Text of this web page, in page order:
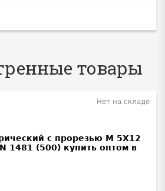
товары
Нет на складе